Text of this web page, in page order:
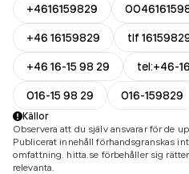
+4616159829
+46 16159829
tlf
+46 16-15 98 29
tel:+46-
016-15 98 29
016-159829
Källor
Observera att du själv ansvarar för de
Publicerat innehåll förhandsgranskas
omfattning. hitta.se förbehåller sig
relevanta.